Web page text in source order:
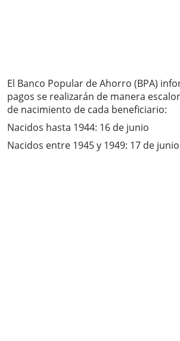
El Banco Popular de Ahorro (BPA)
pagos se realizarán de manera
de nacimiento de cada beneficiario:
Nacidos hasta 1944: 16 de junio
Nacidos entre 1945 y 1949: 17 de junio